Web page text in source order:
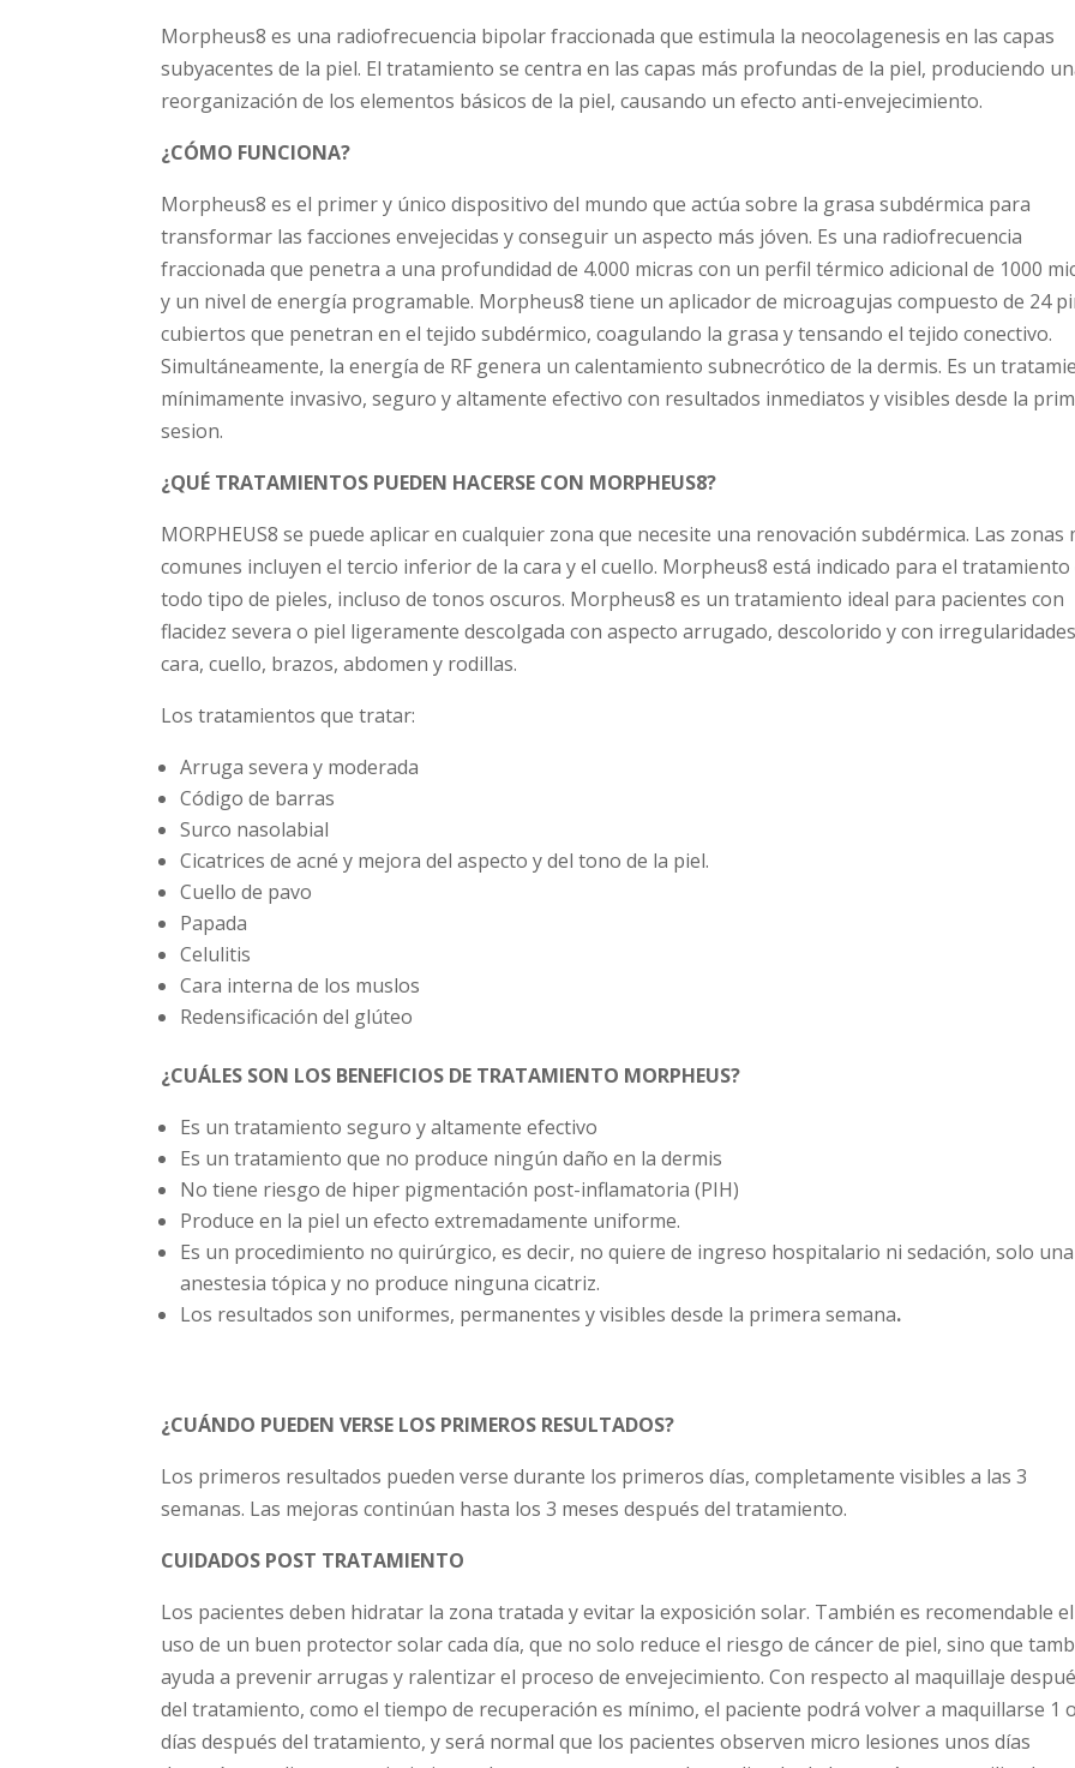
Morpheus8 es una radiofrecuencia bipolar fraccionada que estimula la neocolagenesis en las capas
subyacentes de la piel. El tratamiento se centra en las capas más profundas de la piel, produciendo
reorganización de los elementos básicos de la piel, causando un efecto anti-envejecimiento.
¿CÓMO FUNCIONA?
Morpheus8 es el primer y único dispositivo del mundo que actúa sobre la grasa subdérmica para
transformar las facciones envejecidas y conseguir un aspecto más jóven. Es una radiofrecuencia
fraccionada que penetra a una profundidad de 4.000 micras con un perfil térmico adicional de 1000
y un nivel de energía programable. Morpheus8 tiene un aplicador de microagujas compuesto de 24
cubiertos que penetran en el tejido subdérmico, coagulando la grasa y tensando el tejido conectivo.
Simultáneamente, la energía de RF genera un calentamiento subnecrótico de la dermis. Es un
mínimamente invasivo, seguro y altamente efectivo con resultados inmediatos y visibles desde la
sesion.
¿QUÉ TRATAMIENTOS PUEDEN HACERSE CON MORPHEUS8?
MORPHEUS8 se puede aplicar en cualquier zona que necesite una renovación subdérmica. Las zonas
comunes incluyen el tercio inferior de la cara y el cuello. Morpheus8 está indicado para el tratamiento
todo tipo de pieles, incluso de tonos oscuros. Morpheus8 es un tratamiento ideal para pacientes con
flacidez severa o piel ligeramente descolgada con aspecto arrugado, descolorido y con
cara, cuello, brazos, abdomen y rodillas.
Los tratamientos que tratar:
Arruga severa y moderada
Código de barras
Surco nasolabial
Cicatrices de acné y mejora del aspecto y del tono de la piel.
Cuello de pavo
Papada
Celulitis
Cara interna de los muslos
Redensificación del glúteo
¿CUÁLES SON LOS BENEFICIOS DE TRATAMIENTO MORPHEUS?
Es un tratamiento seguro y altamente efectivo
Es un tratamiento que no produce ningún daño en la dermis
No tiene riesgo de hiper pigmentación post-inflamatoria (PIH)
Produce en la piel un efecto extremadamente uniforme.
Es un procedimiento no quirúrgico, es decir, no quiere de ingreso hospitalario ni sedación, solo una
anestesia tópica y no produce ninguna cicatriz.
Los resultados son uniformes, permanentes y visibles desde la primera semana.
¿CUÁNDO PUEDEN VERSE LOS PRIMEROS RESULTADOS?
Los primeros resultados pueden verse durante los primeros días, completamente visibles a las 3
semanas. Las mejoras continúan hasta los 3 meses después del tratamiento.
CUIDADOS POST TRATAMIENTO
Los pacientes deben hidratar la zona tratada y evitar la exposición solar. También es recomendable el
uso de un buen protector solar cada día, que no solo reduce el riesgo de cáncer de piel, sino que
ayuda a prevenir arrugas y ralentizar el proceso de envejecimiento. Con respecto al maquillaje
del tratamiento, como el tiempo de recuperación es mínimo, el paciente podrá volver a maquillarse 1
días después del tratamiento, y será normal que los pacientes observen micro lesiones unos días